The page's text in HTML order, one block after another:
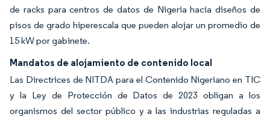
de racks para centros de datos de Nigeria hacia diseños de
pisos de grado hiperescala que pueden alojar un promedio de
15 kW por gabinete.
Mandatos de alojamiento de contenido local
Las Directrices de NITDA para el Contenido Nigeriano en TIC
y la Ley de Protección de Datos de 2023 obligan a los
organismos del sector público y a las industrias reguladas a